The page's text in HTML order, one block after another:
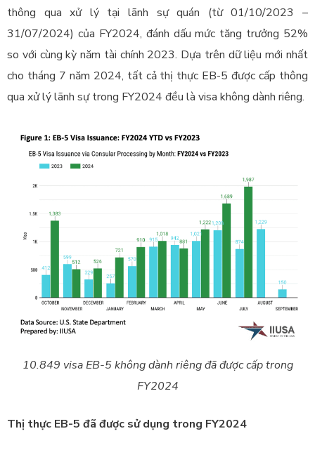
thông qua xử lý tại lãnh sự quán (từ 01/10/2023 –
31/07/2024) của FY2024, đánh dấu mức tăng trưởng 52%
so với cùng kỳ năm tài chính 2023. Dựa trên dữ liệu mới nhất
cho tháng 7 năm 2024, tất cả thị thực EB-5 được cấp thông
qua xử lý lãnh sự trong FY2024 đều là visa không dành riêng.
10.849 visa EB-5 không dành riêng đã được cấp trong
FY2024
Thị thực EB-5 đã được sử dụng trong FY2024